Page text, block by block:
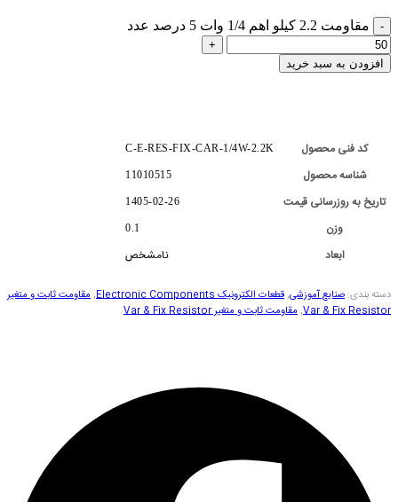
مقاومت 2.2 کیلو اهم 1/4 وات 5 درصد عدد
افزودن به سبد خرید
کد فنی محصول C-E-RES-FIX-CAR-1/4W-2.2K
شناسه محصول 11010515
تاریخ به روزرسانی قیمت 1405-02-26
وزن 0.1
ابعاد نامشخص
دسته بندی: صنایع آموزشی,قطعات الکترونیک Electronic Components ,مقاومت ثابت و متغیر
Var & Fix Resistor
,مقاومت ثابت و متغیر Var & Fix Resistor